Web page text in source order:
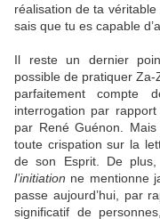
réalisation de ta
sais que tu es capable
Il reste un dernier
possible de pratiquer
parfaitement
interrogation par
par René Guénon.
toute crispation sur la
de son Esprit. De plus,
l’initiation ne mentionne
passe aujourd’hui, par
significatif de